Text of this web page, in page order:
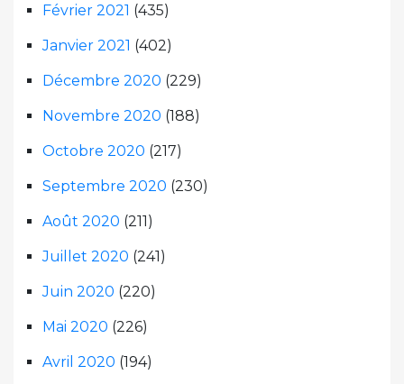
Février 2021 (435)
Janvier 2021 (402)
Décembre 2020 (229)
Novembre 2020 (188)
Octobre 2020 (217)
Septembre 2020 (230)
Août 2020 (211)
Juillet 2020 (241)
Juin 2020 (220)
Mai 2020 (226)
Avril 2020 (194)